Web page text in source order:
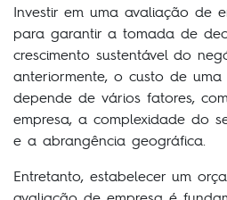
Investir em uma avaliação de
para garantir a tomada de
crescimento sustentável do
anteriormente, o custo de
depende de vários fatores,
empresa, a complexidade do
e a abrangência geográfica.
Entretanto, estabelecer um